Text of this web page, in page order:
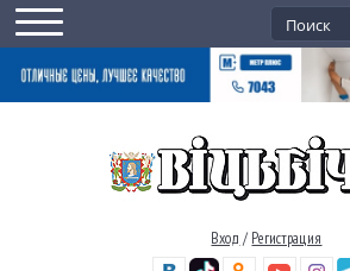
Вход / Регистрация